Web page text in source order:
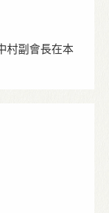
村副會長在本